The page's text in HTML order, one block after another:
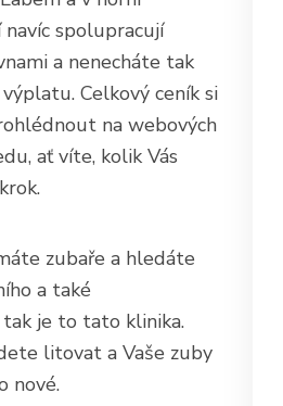
navíc spolupracují
a nenecháte tak
Celkový ceník si
na webových
ať víte, kolik Vás
zubaře a hledáte
a také
je to tato klinika.
litovat a Vaše zuby
nové.